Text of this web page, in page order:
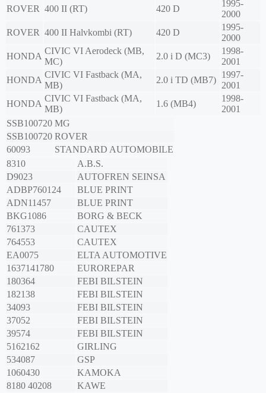
ROVER 400 II (RT) 420 D
1995-
2000
ROVER 400 II Halvkombi (RT) 420 D
1995-
2000
HONDA
CIVIC VI Aerodeck (MB,
MC)
2.0 i D (MC3)
1998-
2001
HONDA
CIVIC VI Fastback (MA,
MB)
2.0 i TD (MB7)
1997-
2001
HONDA
CIVIC VI Fastback (MA,
MB)
1.6 (MB4)
1998-
2001
SSB100720 MG
SSB100720 ROVER
60093
STANDARD AUTOMOBILE
8310
A.B.S.
D9023
AUTOFREN SEINSA
ADBP760124
BLUE PRINT
ADN11457
BLUE PRINT
BKG1086
BORG & BECK
761373
CAUTEX
764553
CAUTEX
EA0075
ELTA AUTOMOTIVE
1637141780
EUROREPAR
180364
FEBI BILSTEIN
182138
FEBI BILSTEIN
34093
FEBI BILSTEIN
37052
FEBI BILSTEIN
39574
FEBI BILSTEIN
5162162
GIRLING
534087
GSP
1060430
KAMOKA
8180 40208
KAWE